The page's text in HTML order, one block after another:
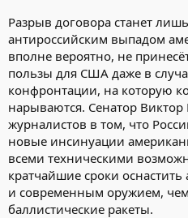
Разрыв договора станет
антироссийским выпадом
вполне вероятно, не
пользы для США даже в
конфронтации, на которую
нарываются. Сенатор Виктор
журналистов в том, что
новые инсинуации
всеми техническими
кратчайшие сроки
и современным оружием,
баллистические ракеты.